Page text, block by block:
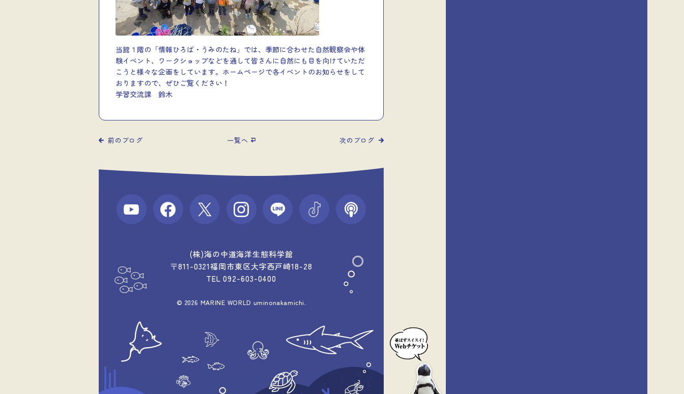
当館１階の「情報ひろば・うみのたね」では、季節に合わせた自然観察会や体
験イベント、ワークショップなどを通して皆さんに自然にも目を向けていただ
こうと様々な企画をしています。ホームページで各イベントのお知らせをして
おりますので、ぜひご覧ください！
学習交流課 鈴木
前のブログ 一覧へ 次のブログ
(株)海の中道海洋生態科学館
〒811-0321福岡市東区大字西戸崎18-28
TEL 092-603-0400
© 2026 MARINE WORLD uminonakamichi.